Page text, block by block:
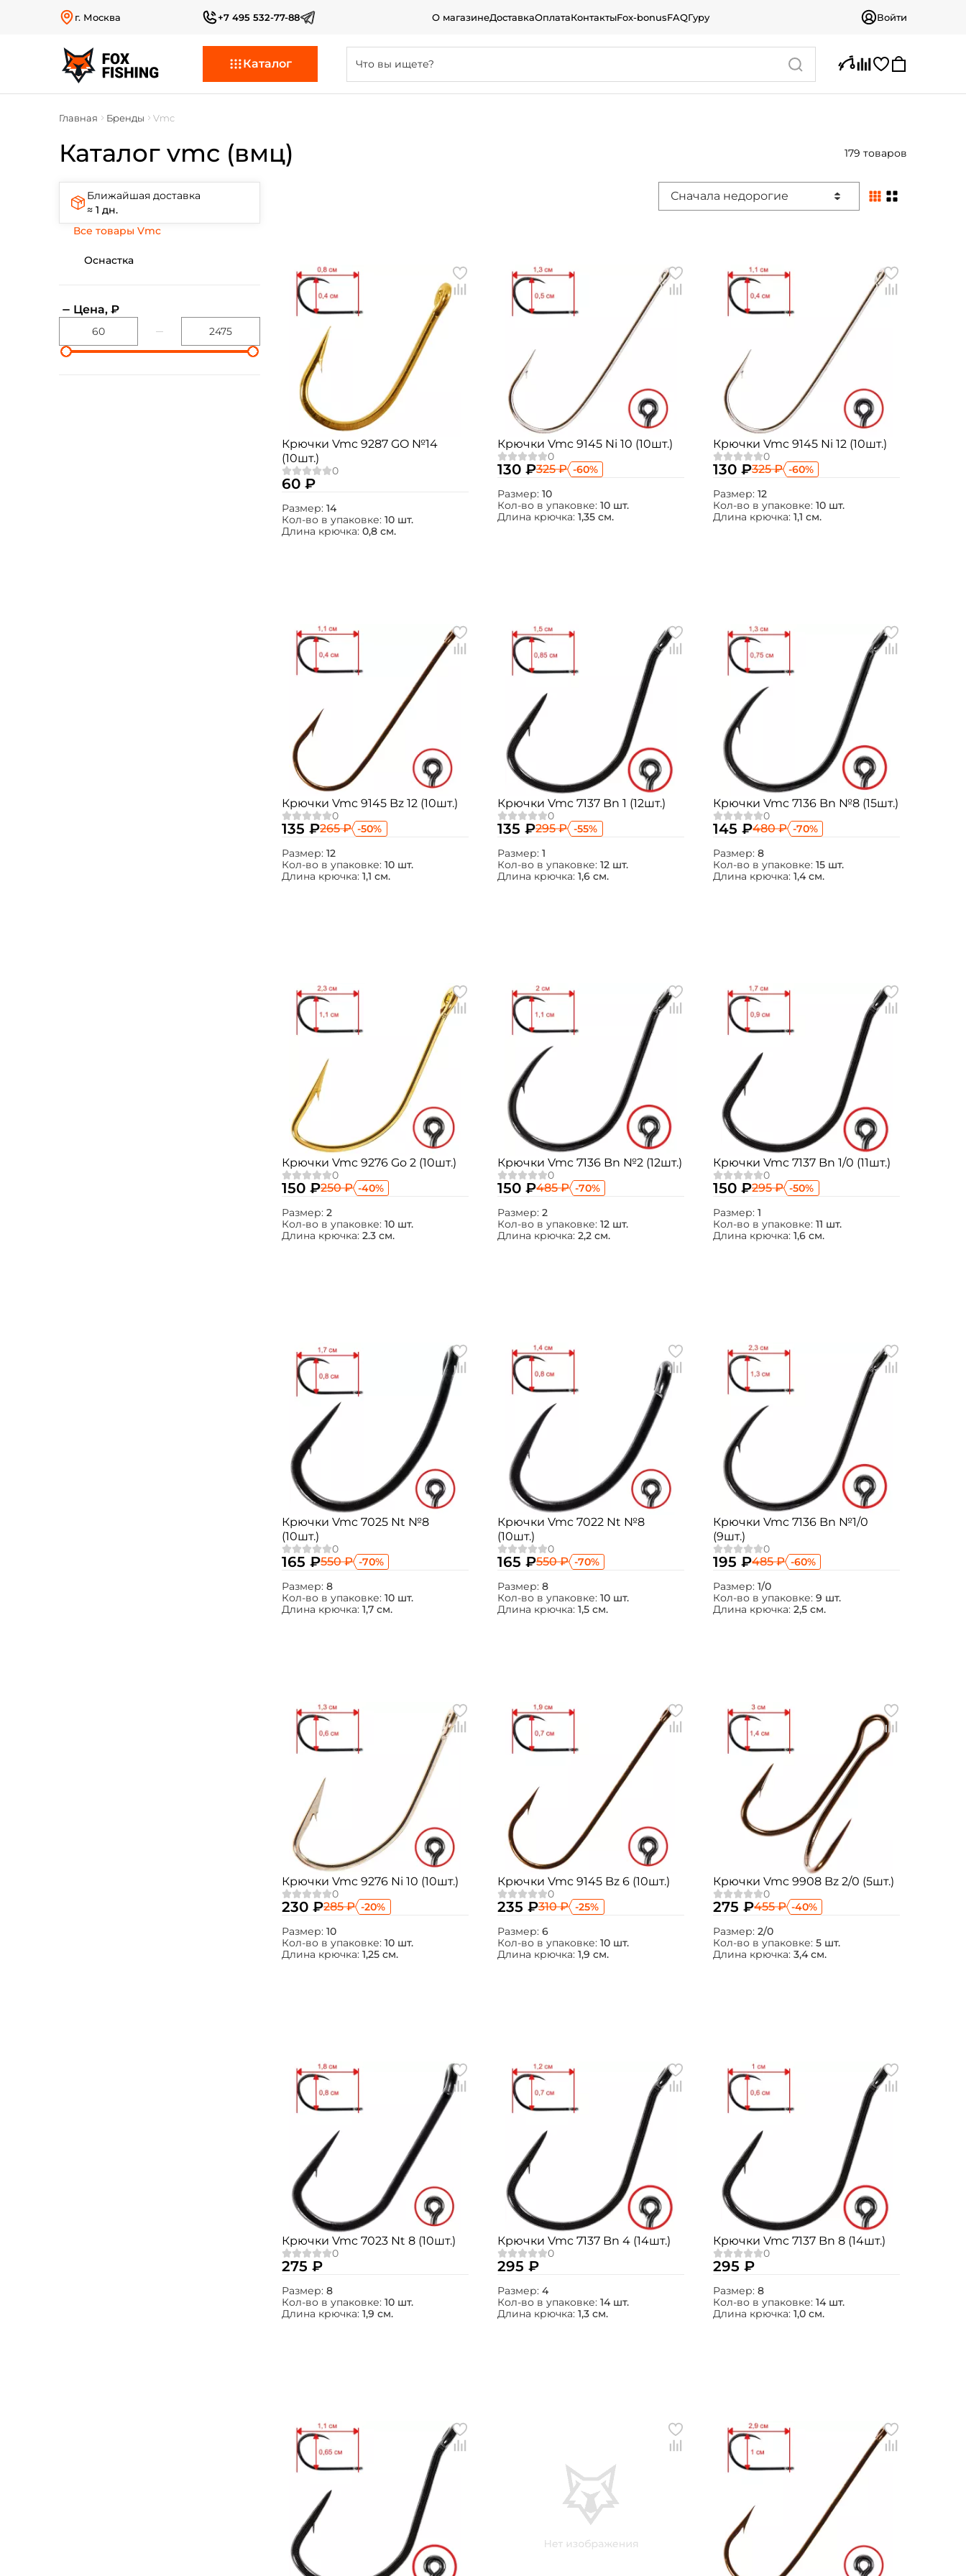
г. Москва +7 495 532-77-88 О магазинеДоставкаОплатаКонтактыFox-bonusFAQГуру Войти
Каталог
Главная Бренды Vmc
Каталог vmc (вмц) 179 товаров
Ближайшая доставка
≈ 1 дн.
Все товары Vmc
Оснастка
Цена, ₽
Сначала недорогие
Крючки Vmc 9287 GO №14
(10шт.)
60 ₽
Размер: 14
Кол-во в упаковке: 10 шт.
Длина крючка: 0,8 см.
Крючки Vmc 9145 Ni 10 (10шт.)
130 ₽325 ₽ -60%
Размер: 10
Кол-во в упаковке: 10 шт.
Длина крючка: 1,35 см.
Крючки Vmc 9145 Ni 12 (10шт.)
130 ₽325 ₽ -60%
Размер: 12
Кол-во в упаковке: 10 шт.
Длина крючка: 1,1 см.
Крючки Vmc 9145 Bz 12 (10шт.)
135 ₽265 ₽ -50%
Размер: 12
Кол-во в упаковке: 10 шт.
Длина крючка: 1,1 см.
Крючки Vmc 7137 Bn 1 (12шт.)
135 ₽295 ₽ -55%
Размер: 1
Кол-во в упаковке: 12 шт.
Длина крючка: 1,6 см.
Крючки Vmc 7136 Bn №8 (15шт.)
145 ₽480 ₽ -70%
Размер: 8
Кол-во в упаковке: 15 шт.
Длина крючка: 1,4 см.
Крючки Vmc 9276 Go 2 (10шт.)
150 ₽250 ₽ -40%
Размер: 2
Кол-во в упаковке: 10 шт.
Длина крючка: 2.3 см.
Крючки Vmc 7136 Bn №2 (12шт.)
150 ₽485 ₽ -70%
Размер: 2
Кол-во в упаковке: 12 шт.
Длина крючка: 2,2 см.
Крючки Vmc 7137 Bn 1/0 (11шт.)
150 ₽295 ₽ -50%
Размер: 1
Кол-во в упаковке: 11 шт.
Длина крючка: 1,6 см.
Крючки Vmc 7025 Nt №8
(10шт.)
165 ₽550 ₽ -70%
Размер: 8
Кол-во в упаковке: 10 шт.
Длина крючка: 1,7 см.
Крючки Vmc 7022 Nt №8
(10шт.)
165 ₽550 ₽ -70%
Размер: 8
Кол-во в упаковке: 10 шт.
Длина крючка: 1,5 см.
Крючки Vmc 7136 Bn №1/0
(9шт.)
195 ₽485 ₽ -60%
Размер: 1/0
Кол-во в упаковке: 9 шт.
Длина крючка: 2,5 см.
Крючки Vmc 9276 Ni 10 (10шт.)
230 ₽285 ₽ -20%
Размер: 10
Кол-во в упаковке: 10 шт.
Длина крючка: 1,25 см.
Крючки Vmc 9145 Bz 6 (10шт.)
235 ₽310 ₽ -25%
Размер: 6
Кол-во в упаковке: 10 шт.
Длина крючка: 1,9 см.
Крючки Vmc 9908 Bz 2/0 (5шт.)
275 ₽455 ₽ -40%
Размер: 2/0
Кол-во в упаковке: 5 шт.
Длина крючка: 3,4 см.
Крючки Vmc 7023 Nt 8 (10шт.)
275 ₽
Размер: 8
Кол-во в упаковке: 10 шт.
Длина крючка: 1,9 см.
Крючки Vmc 7137 Bn 4 (14шт.)
295 ₽
Размер: 4
Кол-во в упаковке: 14 шт.
Длина крючка: 1,3 см.
Крючки Vmc 7137 Bn 8 (14шт.)
295 ₽
Размер: 8
Кол-во в упаковке: 14 шт.
Длина крючка: 1,0 см.
Создать аккаунт
Повторите пароль: *
Заполняя данную форму вы соглашаетесь на
обработку
персональных данных
У меня уже есть аккаунт